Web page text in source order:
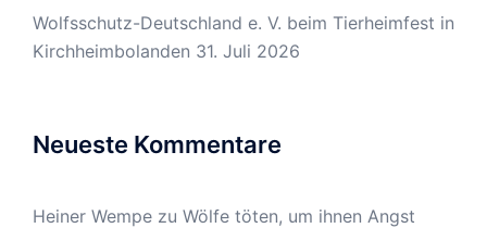
Wolfsschutz-Deutschland e. V. beim Tierheimfest in
Kirchheimbolanden 31. Juli 2026
Neueste Kommentare
Heiner Wempe zu Wölfe töten, um ihnen Angst